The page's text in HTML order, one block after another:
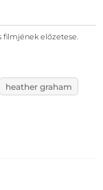
filmjének előzetese.
heather graham